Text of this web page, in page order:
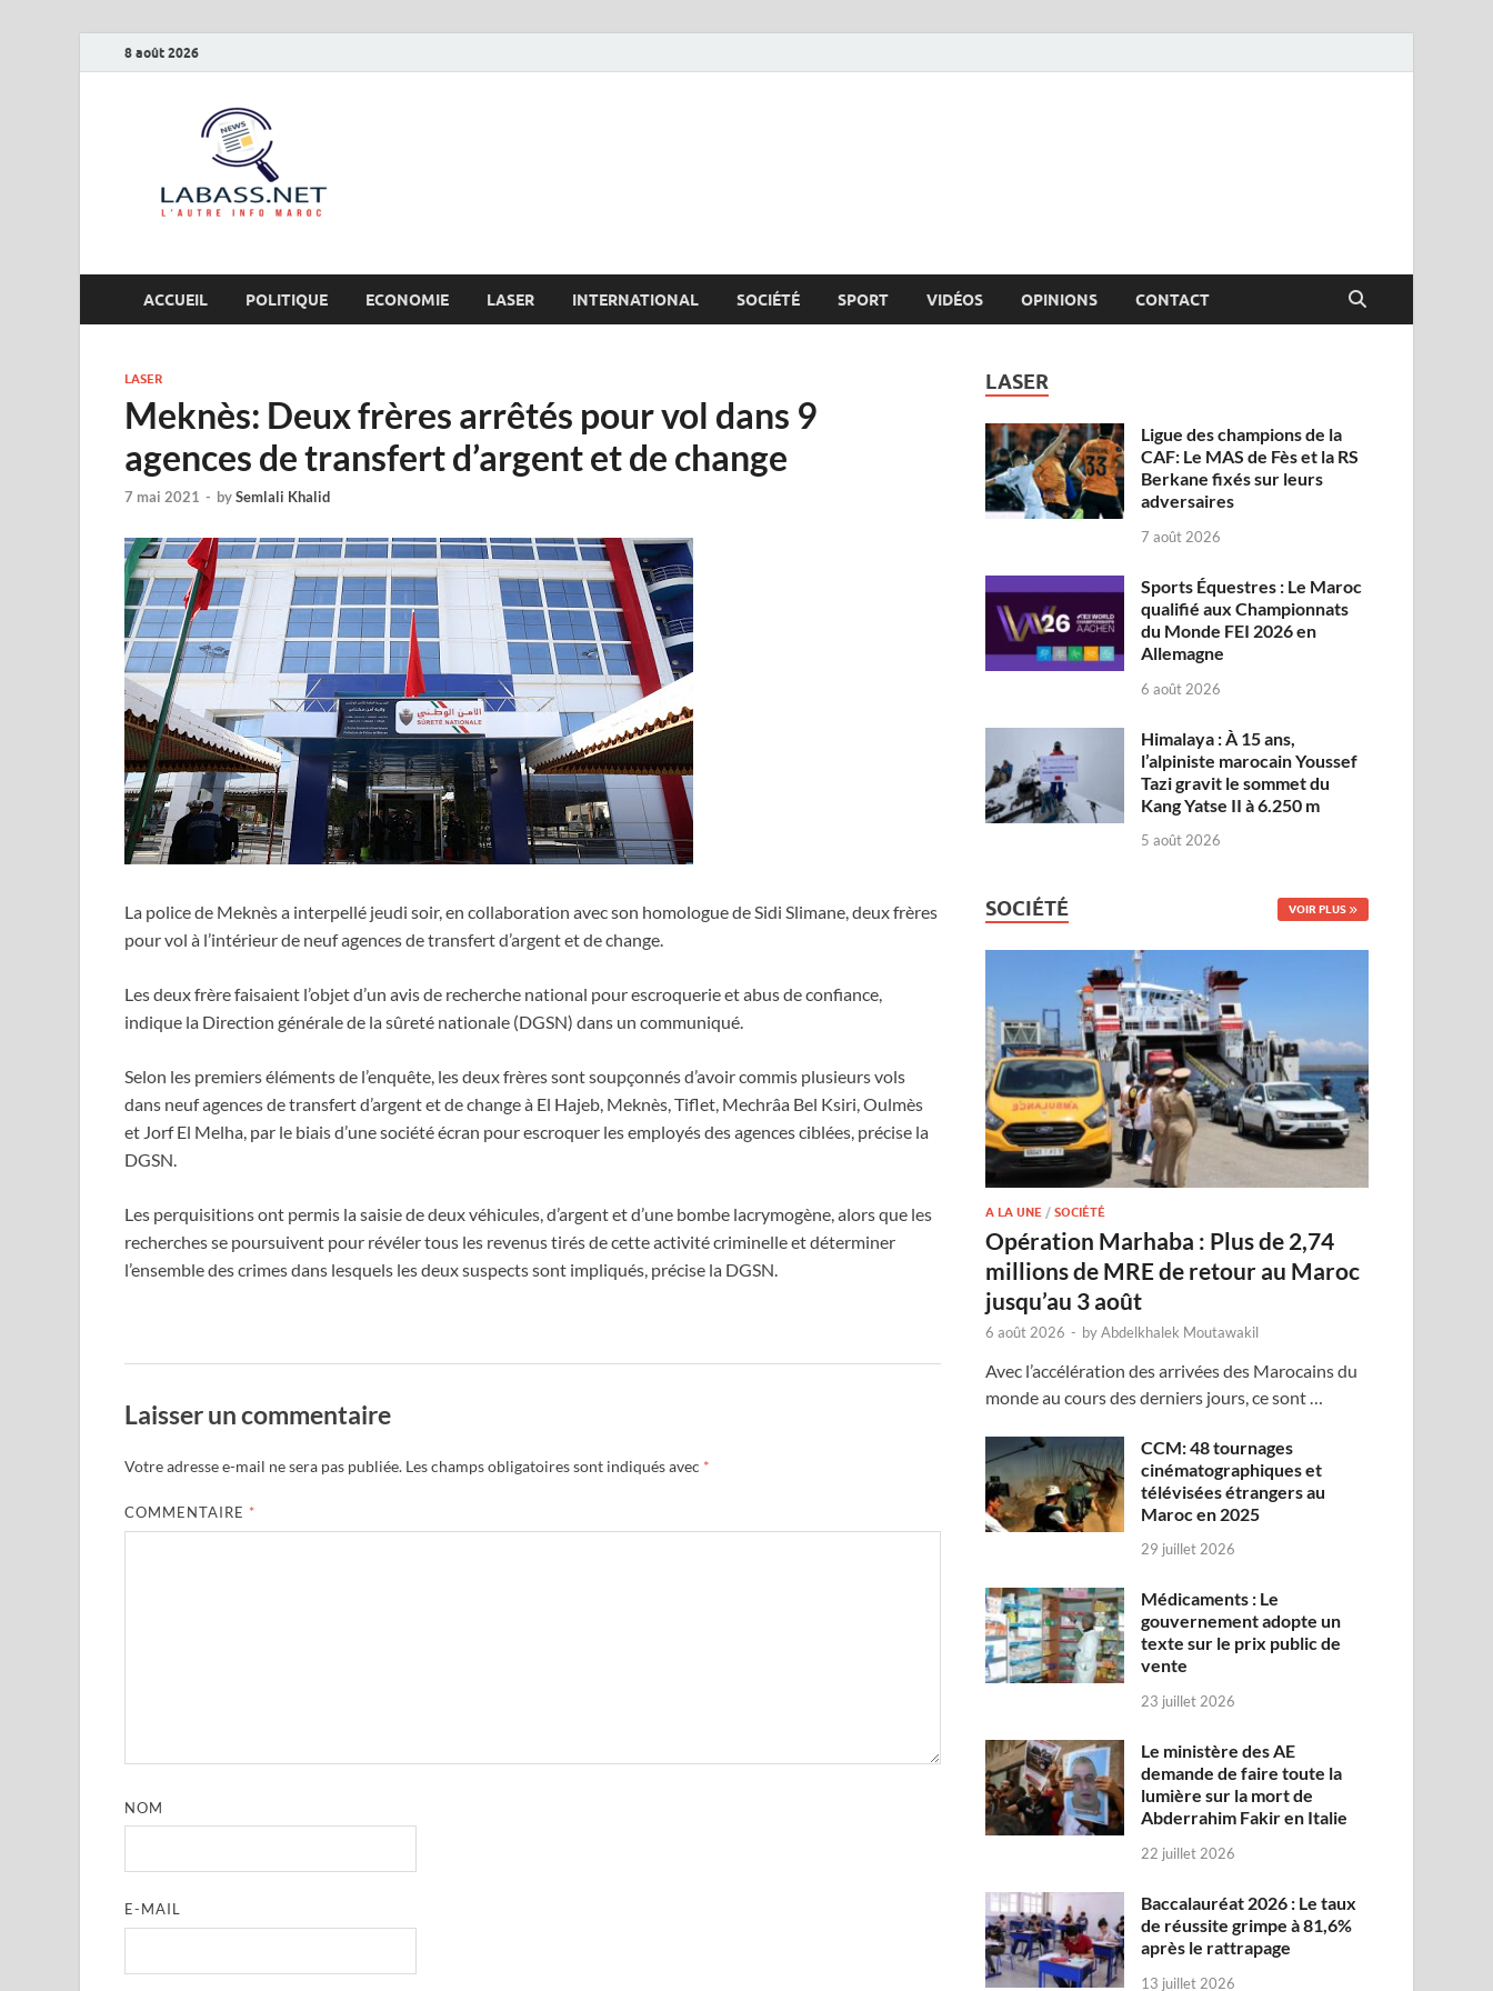
8 août 2026
ACCUEIL POLITIQUE ECONOMIE LASER INTERNATIONAL SOCIÉTÉ SPORT VIDÉOS OPINIONS CONTACT
LASER
Meknès: Deux frères arrêtés pour vol dans 9
agences de transfert d’argent et de change
7 mai 2021 - bySemlali Khalid
La police de Meknès a interpellé jeudi soir, en collaboration avec son homologue de Sidi Slimane, deux frères
pour vol à l’intérieur de neuf agences de transfert d’argent et de change.
Les deux frère faisaient l’objet d’un avis de recherche national pour escroquerie et abus de confiance,
indique la Direction générale de la sûreté nationale (DGSN) dans un communiqué.
Selon les premiers éléments de l’enquête, les deux frères sont soupçonnés d’avoir commis plusieurs vols
dans neuf agences de transfert d’argent et de change à El Hajeb, Meknès, Tiflet, Mechrâa Bel Ksiri, Oulmès
et Jorf El Melha, par le biais d’une société écran pour escroquer les employés des agences ciblées, précise la
DGSN.
Les perquisitions ont permis la saisie de deux véhicules, d’argent et d’une bombe lacrymogène, alors que les
recherches se poursuivent pour révéler tous les revenus tirés de cette activité criminelle et déterminer
l’ensemble des crimes dans lesquels les deux suspects sont impliqués, précise la DGSN.
Laisser un commentaire
Votre adresse e-mail ne sera pas publiée. Les champs obligatoires sont indiqués avec *
COMMENTAIRE *
NOM
E-MAIL
LASER
Ligue des champions de la
CAF: Le MAS de Fès et la RS
Berkane fixés sur leurs
adversaires
7 août 2026
Sports Équestres : Le Maroc
qualifié aux Championnats
du Monde FEI 2026 en
Allemagne
6 août 2026
Himalaya : À 15 ans,
l’alpiniste marocain Youssef
Tazi gravit le sommet du
Kang Yatse II à 6.250 m
5 août 2026
SOCIÉTÉ VOIR PLUS
A LA UNE /SOCIÉTÉ
Opération Marhaba : Plus de 2,74
millions de MRE de retour au Maroc
jusqu’au 3 août
6 août 2026 - byAbdelkhalek Moutawakil
Avec l’accélération des arrivées des Marocains du
monde au cours des derniers jours, ce sont …
CCM: 48 tournages
cinématographiques et
télévisées étrangers au
Maroc en 2025
29 juillet 2026
Médicaments : Le
gouvernement adopte un
texte sur le prix public de
vente
23 juillet 2026
Le ministère des AE
demande de faire toute la
lumière sur la mort de
Abderrahim Fakir en Italie
22 juillet 2026
Baccalauréat 2026 : Le taux
de réussite grimpe à 81,6%
après le rattrapage
13 juillet 2026